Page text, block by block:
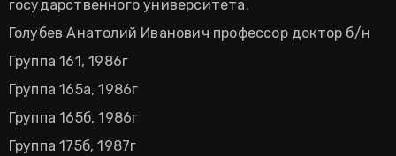
государственного университета.
Голубев Анатолий Иванович профессор доктор б/н
Группа 161, 1986г
Группа 165а, 1986г
Группа 165б, 1986г
Группа 175б, 1987г